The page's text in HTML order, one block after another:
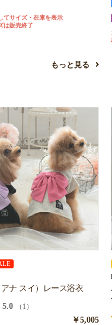
てサイズ・在庫を表示
は販売終了
もっと見る
ナ スイ）レース浴衣
（1）
￥5,005